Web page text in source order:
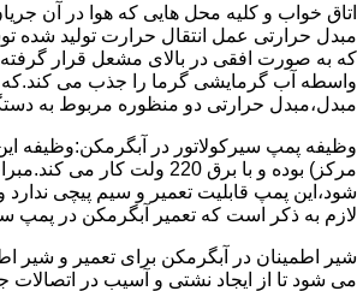
اتاق خواب و کلیه محل هایی که هوا در آن
مبدل حرارتی عمل انتقال حرارت تولید
که به صورت افقی در بالای مشعل قرار
واسطه آب گرمایشی گرما را جذب می کند.که
مبدل،مبدل حرارتی دو منظوره مربوط به
وظیفه پمپ سیرکولاتور در آبگرمکن:وظیفه
مرکز) بوده و با برق
شود،این پمپ قابلیت تعمیر و سیم پیچی
لازم به ذکر است که تعمیر آبگرمکن در پمپ
شیر اطمینان در آبگرمکن برای تعمیر و شیر
می شود تا از ایجاد نشتی و آسیب در اتصالات